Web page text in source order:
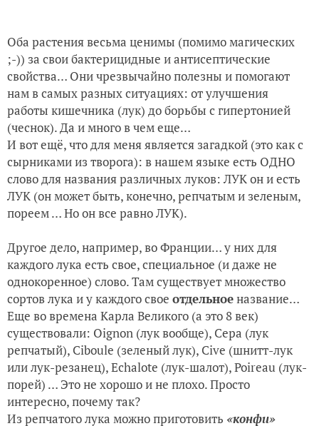
Оба растения весьма ценимы (помимо магических
;-)) за свои бактерицидные и антисептические
свойства… Они чрезвычайно полезны и помогают
нам в самых разных ситуациях: от улучшения
работы кишечника (лук) до борьбы с гипертонией
(чеснок). Да и много в чем еще…
И вот ещё, что для меня является загадкой (это как с
сырниками из творога): в нашем языке есть ОДНО
слово для названия различных луков: ЛУК он и есть
ЛУК (он может быть, конечно, репчатым и зеленым,
пореем … Но он все равно ЛУК).
Другое дело, например, во Франции… у них для
каждого лука есть свое, специальное (и даже не
однокоренное) слово. Там существует множество
сортов лука и у каждого свое отдельноеназвание…
Еще во времена Карла Великого (а это 8 век)
существовали: Oignon (лук вообще), Cepa (лук
репчатый), Ciboule (зеленый лук), Cive (шнитт-лук
или лук-резанец), Echalote (лук-шалот), Poireau (лук-
порей) … Это не хорошо и не плохо. Просто
интересно, почему так?
Из репчатого лука можно приготовить «конфи»